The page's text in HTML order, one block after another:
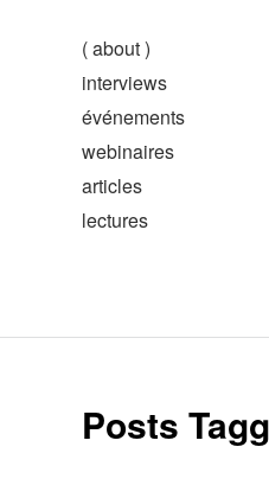
( about )
interviews
événements
webinaires
articles
lectures
Posts